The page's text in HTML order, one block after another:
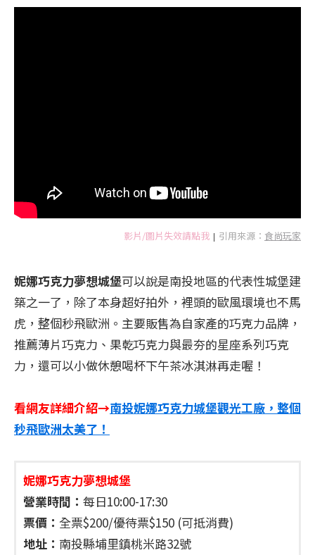
影片/圖片失效請點我 | 引用來源： 食尚玩家
妮娜巧克力夢想城堡可以說是南投地區的代表性城堡建
築之一了，除了本身超好拍外，裡頭的歐風環境也不馬
虎，整個秒飛歐洲。主要販售為自家產的巧克力品牌，
推薦薄片巧克力、果乾巧克力與最夯的星座系列巧克
力，還可以小做休憩喝杯下午茶冰淇淋再走喔！
看網友詳細介紹→南投妮娜巧克力城堡觀光工廠，整個
秒飛歐洲太美了！
妮娜巧克力夢想城堡
營業時間： 每日10:00-17:30
票價： 全票$200/優待票$150 (可抵消費)
地址： 南投縣埔里鎮桃米路32號